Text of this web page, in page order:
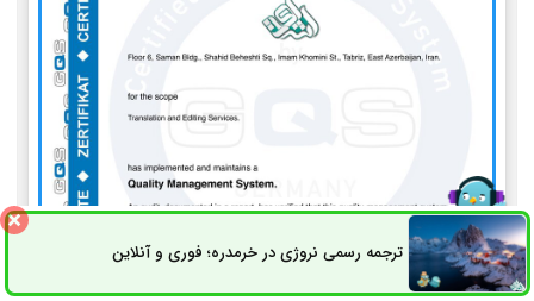
ترجمه رسمی نروژی در خرمدره؛ فوری و آنلاینثبت سفارش راه های ارتباطی